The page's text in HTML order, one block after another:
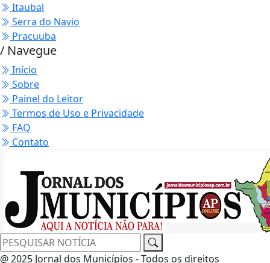
Itaubal
Serra do Navio
Pracuuba
/ Navegue
Início
Sobre
Painel do Leitor
Termos de Uso e Privacidade
FAQ
Contato
@ 2025 Jornal dos Municípios - Todos os direitos